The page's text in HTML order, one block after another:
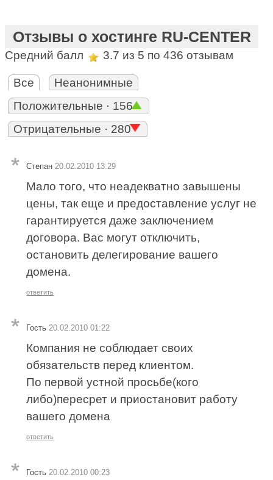
Отзывы о хостинге RU-CENTER
Средний балл 3.7 из 5 по436 отзывам
Все
Неанонимные
Положительные · 156
Отрицательные · 280
Степан 20.02.2010 13:29
Мало того, что неадекватно завышены
цены, так еще и предоставление услуг не
гарантируется даже заключением
договора. Вас могут отключить,
остановить делегирование вашего
домена.
ответить
Гость 20.02.2010 01:22
Компания не соблюдает своих
обязательств перед клиентом.
По первой устной просьбе(кого
либо)пересрет и приостановит работу
вашего домена
ответить
Гость 20.02.2010 00:23